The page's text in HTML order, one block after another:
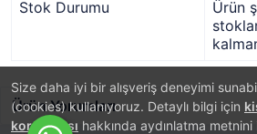
Size daha iyi bir alışveriş deneyimi
(cookies) kullanıyoruz. Detaylı bilgi için
korunması hakkında aydınlatma
Stok Durumu
Ürün
Ürün Yorumları